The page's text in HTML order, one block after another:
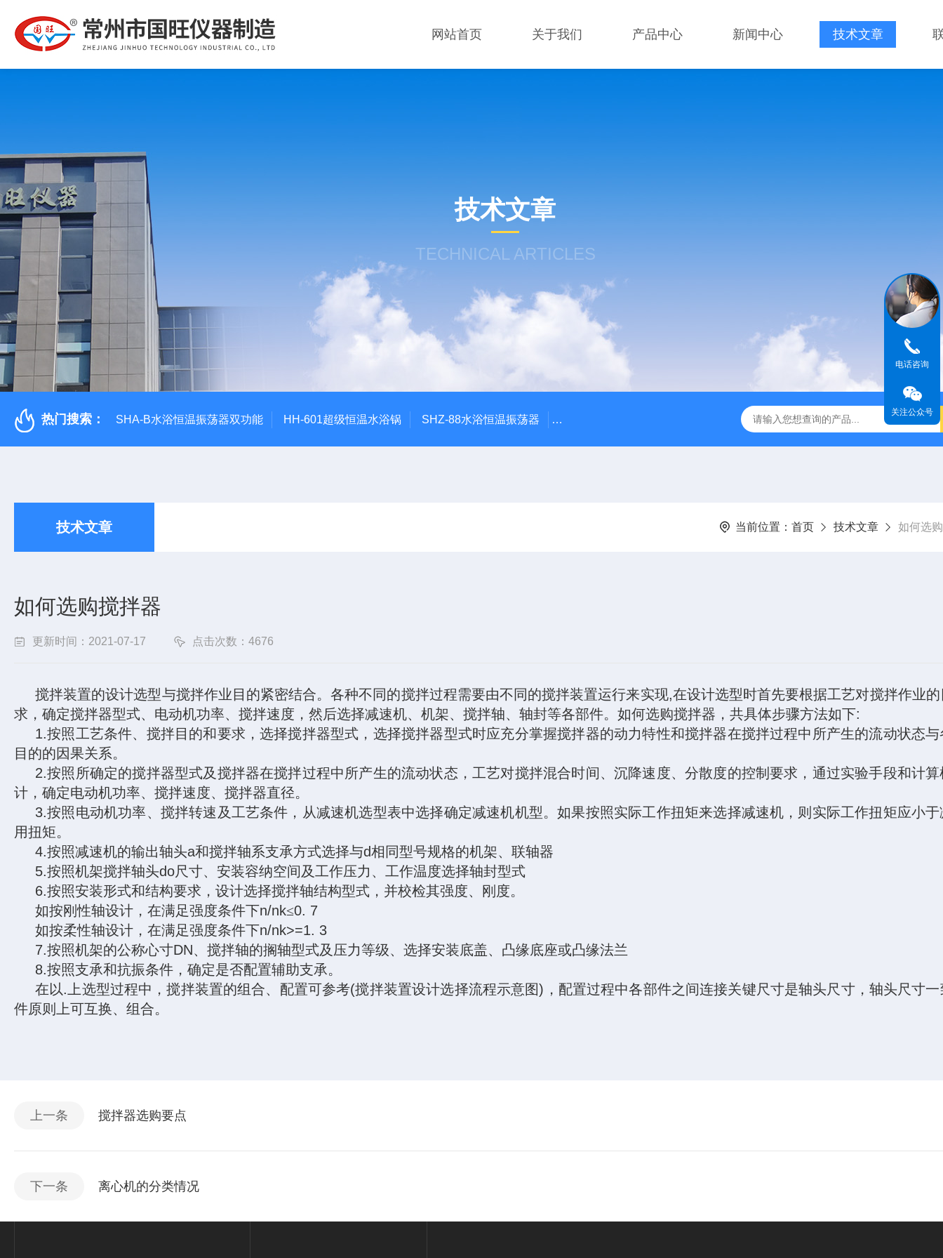
网站首页 关于我们 产品中心 新闻中心 技术文章
技术文章
TECHNICAL ARTICLES
热门搜索： SHA-B水浴恒温振荡器双功能 HH-601超级恒温水浴锅 SHZ-88水浴恒温振荡器 HZQ-2水浴全温振荡器 THZ-82A气浴恒温振荡器价格 GW-1102双层
技术文章 当前位置： 首页 技术文章 如何选
如何选购搅拌器
更新时间：2021-07-17 点击次数：4676
搅拌装置的设计选型与搅拌作业目的紧密结合。各种不同的搅拌过程需要由不同的搅拌装置运行来实现,在设计选型时首先要根据工艺对搅拌作业
求，确定搅拌器型式、电动机功率、搅拌速度，然后选择减速机、机架、搅拌轴、轴封等各部件。如何选购搅拌器，共具体步骤方法如下:
1.按照工艺条件、搅拌目的和要求，选择搅拌器型式，选择搅拌器型式时应充分掌握搅拌器的动力特性和搅拌器在搅拌过程中所产生的流动状态
目的的因果关系。
2.按照所确定的搅拌器型式及搅拌器在搅拌过程中所产生的流动状态，工艺对搅拌混合时间、沉降速度、分散度的控制要求，通过实验手段和计
计，确定电动机功率、搅拌速度、搅拌器直径。
3.按照电动机功率、搅拌转速及工艺条件，从减速机选型表中选择确定减速机机型。如果按照实际工作扭矩来选择减速机，则实际工作扭矩应小
用扭矩。
4.按照减速机的输出轴头a和搅拌轴系支承方式选择与d相同型号规格的机架、联轴器
5.按照机架搅拌轴头do尺寸、安装容纳空间及工作压力、工作温度选择轴封型式
6.按照安装形式和结构要求，设计选择搅拌轴结构型式，并校检其强度、刚度。
如按刚性轴设计，在满足强度条件下n/nk≤0. 7
如按柔性轴设计，在满足强度条件下n/nk>=1. 3
7.按照机架的公称心寸DN、搅拌轴的搁轴型式及压力等级、选择安装底盖、凸缘底座或凸缘法兰
8.按照支承和抗振条件，确定是否配置辅助支承。
在以. 上选型过程中，搅拌装置的组合、配置可参考(搅拌装置设计选择流程示意图) ，配置过程中各部件之间连接关键尺寸是轴头尺寸，轴头尺寸
件原则上可互换、组合。
上一条 搅拌器选购要点
下一条 离心机的分类情况
电话咨询
关注公众号